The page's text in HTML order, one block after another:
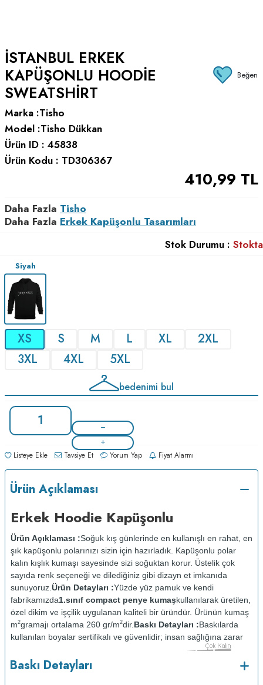
ISTANBUL ERKEK
KAPÜŞONLU HOODIE
SWEATSHIRT
Beğen
Marka :Tisho
Model :Tisho Dükkan
Ürün ID : 45838
Ürün Kodu : TD306367
410,99 TL
Daha Fazla Tisho
Daha Fazla Erkek Kapüşonlu Tasarımları
Stok Durumu : Stokta
Siyah
XS S M L XL
2XL
3XL
4XL 5XL
bedenimi bul
Listeye Ekle Tavsiye Et Yorum Yap Fiyat Alarmı
Ürün Açıklaması
Erkek Hoodie Kapüşonlu
Ürün Açıklaması :Soğuk kış günlerinde en kullanışlı en rahat, en
şık kapüşonlu polarınızı sizin için hazırladık. Kapüşonlu polar
kalın kışlık kumaşı sayesinde sizi soğuktan korur. Üstelik çok
sayıda renk seçeneği ve dilediğiniz gibi dizayn et imkanıda
sunuyoruz. Ürün Detayları :Yüzde yüz pamuk ve kendi
fabrikamızda1.sınıf compact penye kumaşkullanılarak üretilen,
özel dikim ve işçilik uygulanan kaliteli bir üründür. Ürünün kumaş
m2gramajı ortalama 260 gr/m2dir. Baskı Detayları :Baskılarda
kullanılan boyalar sertifikalı ve güvenlidir; insan sağlığına zarar
vermez.
Kumaş Kalınlığı :
Bakım : Kısa programda maksimum 30
Baskı Detayları